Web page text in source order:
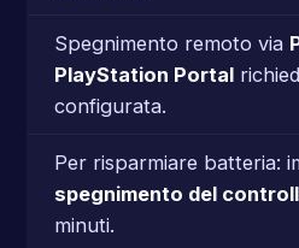
Spegnimento remoto via
PlayStation Portal
configurata.
Per risparmiare batteria:
spegnimento del
minuti.